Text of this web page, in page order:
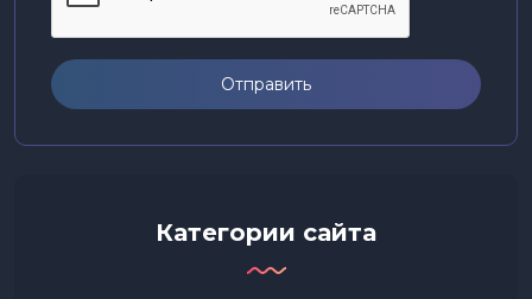
Отправить
Категории сайта